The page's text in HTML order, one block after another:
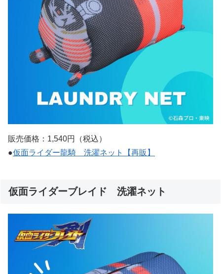
販売価格：1,540円（税込）
●仮面ライダー龍騎 洗濯ネット【再販】
仮面ライダーブレイド 洗濯ネット